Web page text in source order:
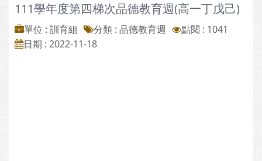
111學年度第四梯次品德教育週(高一丁戊己)
單位 : 訓育組 分類 : 品德教育週
點閱 : 1041
日期 : 2022-11-18